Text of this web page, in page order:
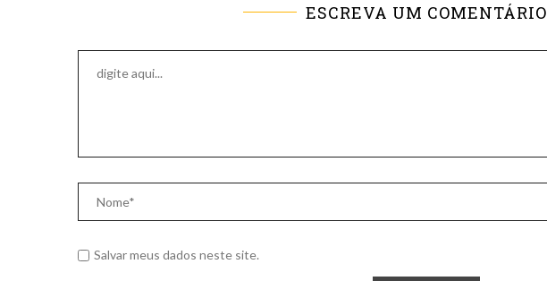
ESCREVA UM COMENTÁRIO
Salvar meus dados neste site.